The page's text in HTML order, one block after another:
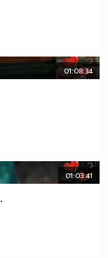
01:08:34
01:03:41